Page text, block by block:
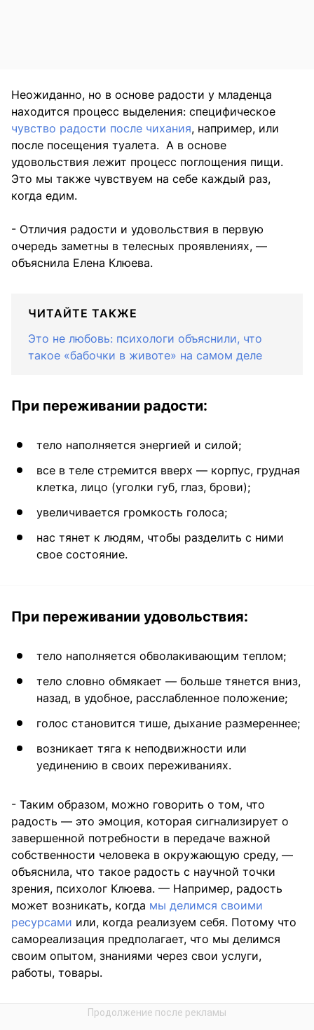
Неожиданно, но в основе радости у младенца
находится процесс выделения: специфическое
чувство радости после чихания, например, или
после посещения туалета. А в основе
удовольствия лежит процесс поглощения пищи.
Это мы также чувствуем на себе каждый раз,
когда едим.
- Отличия радости и удовольствия в первую
очередь заметны в телесных проявлениях, —
объяснила Елена Клюева.
ЧИТАЙТЕ ТАКЖЕ
Это не любовь: психологи объяснили, что
такое «бабочки в животе» на самом деле
При переживании радости:
тело наполняется энергией и силой;
все в теле стремится вверх — корпус, грудная
клетка, лицо (уголки губ, глаз, брови);
увеличивается громкость голоса;
нас тянет к людям, чтобы разделить с ними
свое состояние.
При переживании удовольствия:
тело наполняется обволакивающим теплом;
тело словно обмякает — больше тянется вниз,
назад, в удобное, расслабленное положение;
голос становится тише, дыхание размереннее;
возникает тяга к неподвижности или
уединению в своих переживаниях.
- Таким образом, можно говорить о том, что
радость — это эмоция, которая сигнализирует о
завершенной потребности в передаче важной
собственности человека в окружающую среду, —
объяснила, что такое радость с научной точки
зрения, психолог Клюева. — Например, радость
может возникать, когда мы делимся своими
ресурсами или, когда реализуем себя. Потому что
самореализация предполагает, что мы делимся
своим опытом, знаниями через свои услуги,
работы, товары.